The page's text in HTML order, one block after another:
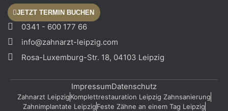
JETZT TERMIN BUCHEN
0341 - 600 177 66
info@zahnarzt-leipzig.com
Rosa-Luxemburg-Str. 18, 04103 Leipzig
ImpressumDatenschutz
Zahnarzt LeipzigKomplettrestauration Leipzig Zahnsanierung
Zahnimplantate LeipzigFeste Zähne an einem Tag Leipzig